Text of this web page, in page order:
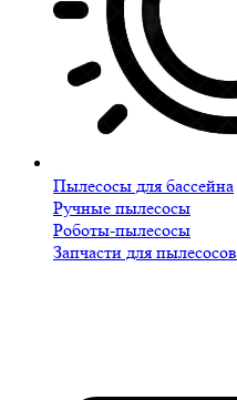
Пылесосы для бассейна
Ручные пылесосы
Роботы-пылесосы
Запчасти для пылесосов